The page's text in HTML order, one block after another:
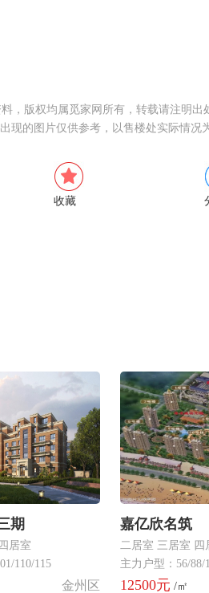
，版权均属觅家网所有，转载请注明
现的图片仅供参考，以售楼处实际情况
收藏
期
居室
110/115
金州区
嘉亿欣名筑
二居室 三居室 四
主力户型：56/88/
12500元 /㎡